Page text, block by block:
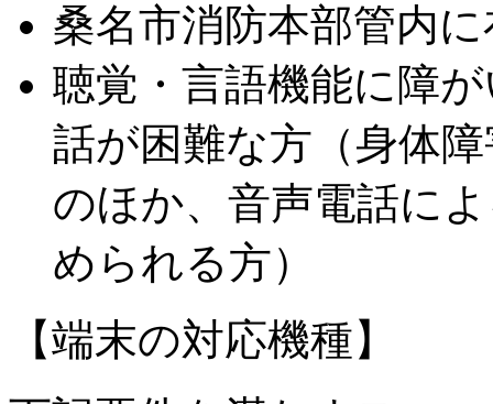
桑名市消防本部管内
聴覚・言語機能に障
話が困難な方（身体
のほか、音声電話に
められる方）
【端末の対応機種】